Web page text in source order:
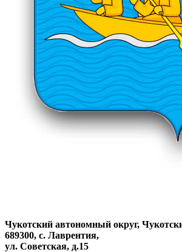
Чукотский автономный округ,
689300, с. Лаврентия,
ул. Советская, д.15